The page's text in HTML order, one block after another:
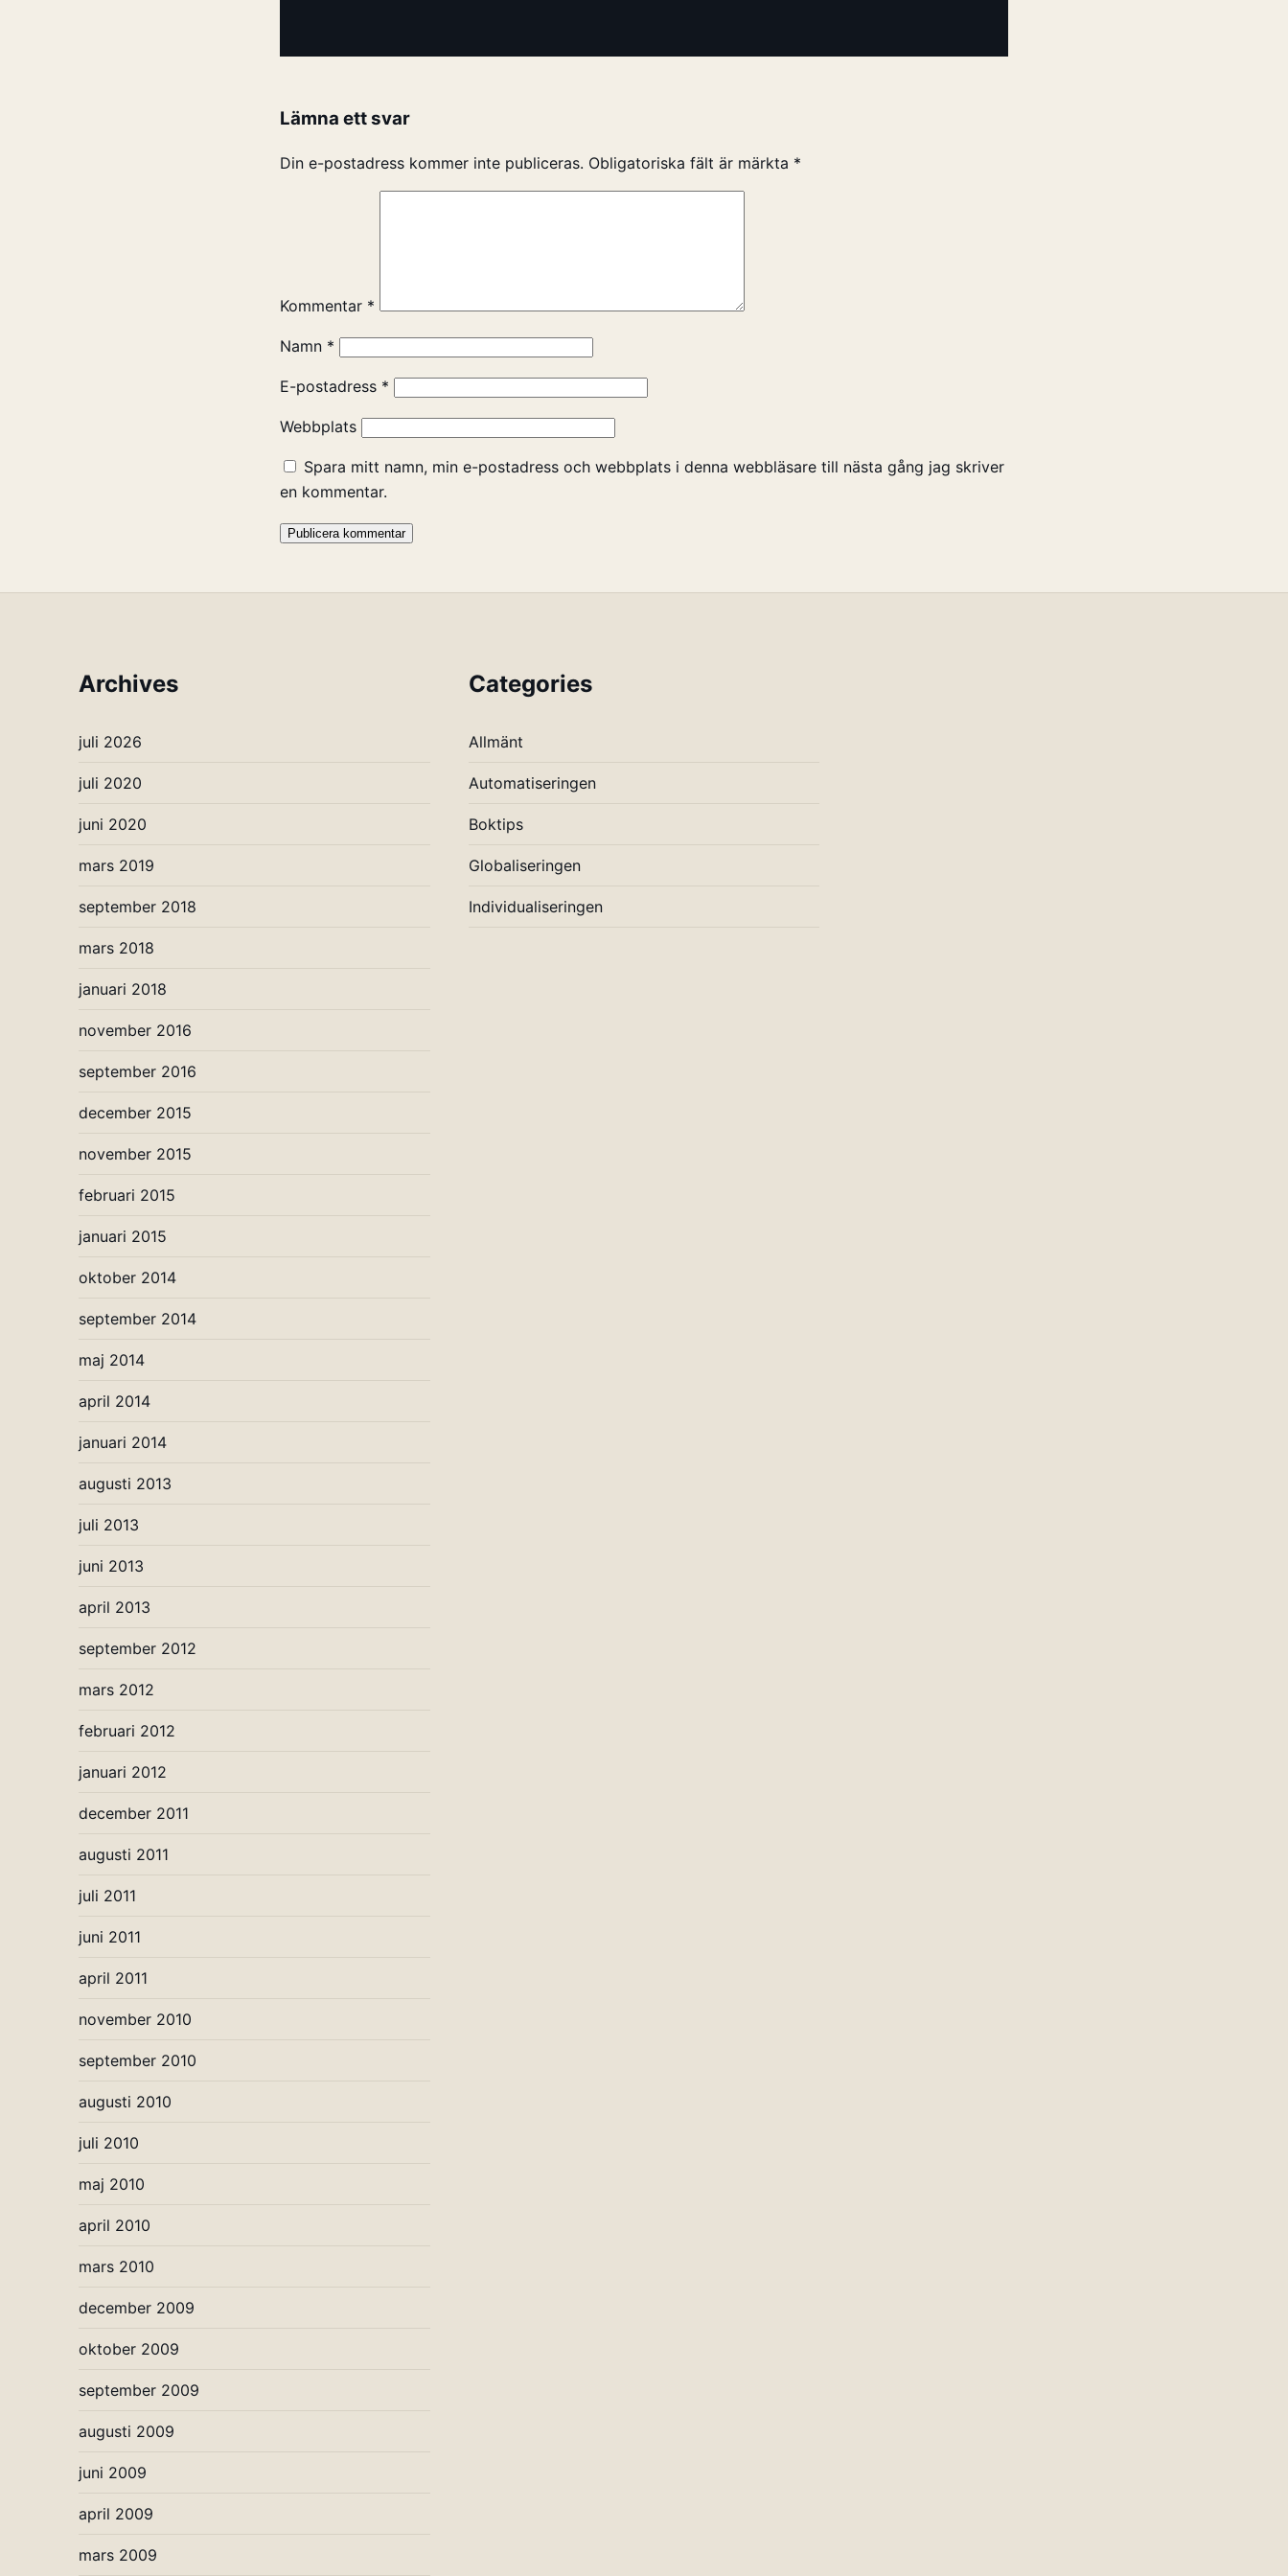
Lämna ett svar
Din e-postadress kommer inte publiceras. Obligatoriska fält är märkta *
Kommentar *
Namn *
E-postadress *
Webbplats
Spara mitt namn, min e-postadress och webbplats i denna webbläsare till nästa gång jag skriver
en kommentar.
Archives
juli 2026
juli 2020
juni 2020
mars 2019
september 2018
mars 2018
januari 2018
november 2016
september 2016
december 2015
november 2015
februari 2015
januari 2015
oktober 2014
september 2014
maj 2014
april 2014
januari 2014
augusti 2013
juli 2013
juni 2013
april 2013
september 2012
mars 2012
februari 2012
januari 2012
december 2011
augusti 2011
juli 2011
juni 2011
april 2011
november 2010
september 2010
augusti 2010
juli 2010
maj 2010
april 2010
mars 2010
december 2009
oktober 2009
september 2009
augusti 2009
juni 2009
april 2009
mars 2009
Categories
Allmänt
Automatiseringen
Boktips
Globaliseringen
Individualiseringen